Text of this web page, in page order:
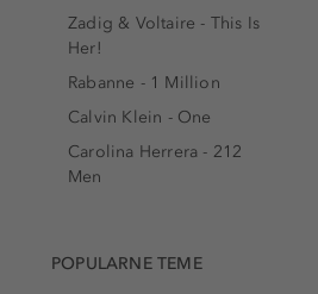
Zadig & Voltaire - This Is
Her!
Rabanne - 1 Million
Calvin Klein - One
Carolina Herrera - 212
Men
POPULARNE TEME